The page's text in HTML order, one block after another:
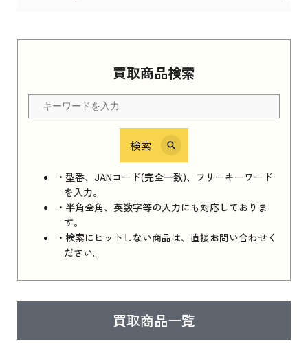
買取商品検索
検索
・型番、JANコード(完全一致)、フリーキーワード
を入力。
・半角全角、英数字等の入力にも対応しておりま
す。
・検索にヒットしない商品は、直接お問い合わせく
ださい。
買取商品一覧
Apple Watch Series 11 2025 新品買取価格はこ
ちら
iPhone 16e シリーズ 2025
iPhone 16e シリーズ 2025 新品買取価格はこち
ら
iPad 11インチ 2025年春モデル
はこちら